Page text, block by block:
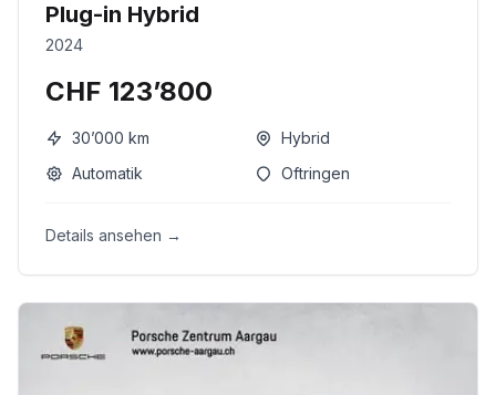
Plug-in Hybrid
2024
CHF 123’800
30’000 km
Hybrid
Automatik
Oftringen
Details ansehen →